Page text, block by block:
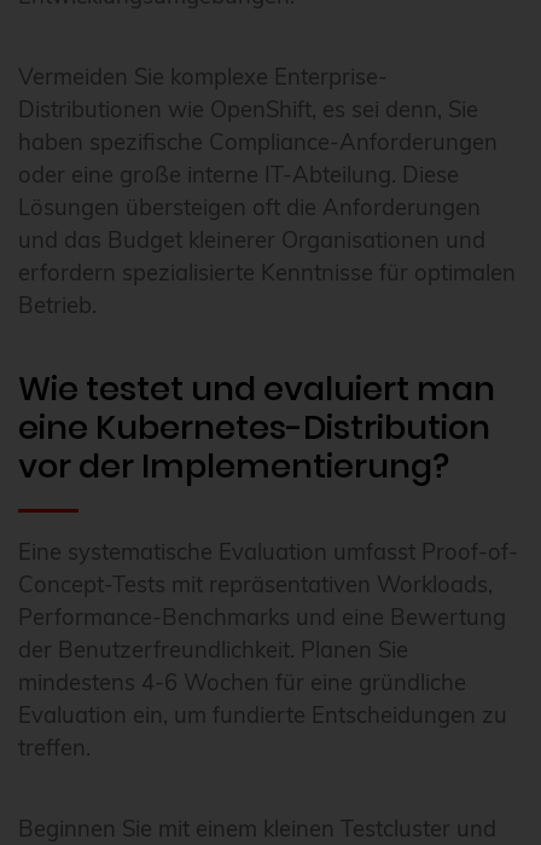
Vermeiden Sie komplexe Enterprise-
Distributionen wie OpenShift, es sei denn, Sie
haben spezifische Compliance-Anforderungen
oder eine große interne IT-Abteilung. Diese
Lösungen übersteigen oft die Anforderungen
und das Budget kleinerer Organisationen und
erfordern spezialisierte Kenntnisse für optimalen
Betrieb.
Wie testet und evaluiert man
eine Kubernetes-Distribution
vor der Implementierung?
Eine systematische Evaluation umfasst Proof-of-
Concept-Tests mit repräsentativen Workloads,
Performance-Benchmarks und eine Bewertung
der Benutzerfreundlichkeit. Planen Sie
mindestens 4-6 Wochen für eine gründliche
Evaluation ein, um fundierte Entscheidungen zu
treffen.
Beginnen Sie mit einem kleinen Testcluster und